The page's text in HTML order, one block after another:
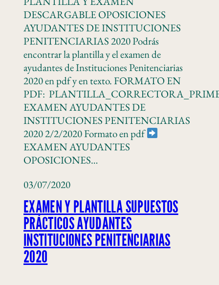
DESCARGABLE OPOSICIONES
AYUDANTES DE INSTITUCIONES
PENITENCIARIAS 2020 Podrás
encontrar la plantilla y el examen de
ayudantes de Instituciones Penitenciarias
2020 en pdf y en texto. FORMATO EN
PDF:
EXAMEN AYUDANTES DE
INSTITUCIONES PENITENCIARIAS
2020 2/2/2020 Formato en pdf
EXAMEN AYUDANTES
OPOSICIONES…
03/07/2020
EXAMEN Y PLANTILLA SUPUESTOS
PRÁCTICOS AYUDANTES
INSTITUCIONES PENITENCIARIAS
2020